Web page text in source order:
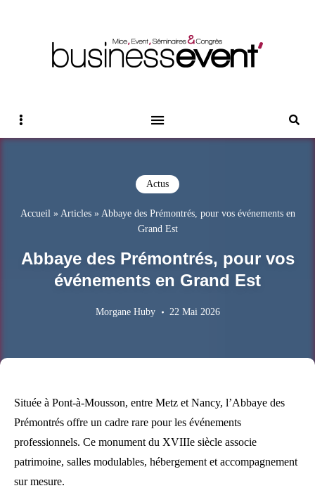
Sidebar
Actus
Accueil» Articles» Abbaye des Prémontrés, pour vos événements en
Grand Est
Abbaye des Prémontrés, pour vos
événements en Grand Est
Morgane Huby 22 Mai 2026
Située à Pont-à-Mousson, entre Metz et Nancy, l’Abbaye des
Prémontrés offre un cadre rare pour les événements
professionnels. Ce monument du XVIIIe siècle associe
patrimoine, salles modulables, hébergement et accompagnement
sur mesure.